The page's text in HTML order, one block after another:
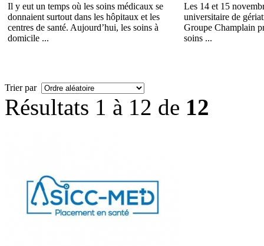
Il y eut un temps où les soins médicaux se
donnaient surtout dans les hôpitaux et les
centres de santé. Aujourd’hui, les soins à
domicile ...
Les 14 et 15
universitaire de
Groupe Champlain
soins ...
Trier par
Résultats 1 à 12 de 12